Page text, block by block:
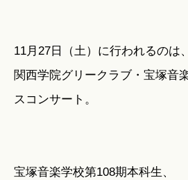
11月27日（土）に行われるのは、
関西学院グリークラブ・宝塚音
スコンサート。
宝塚音楽学校第108期本科生、